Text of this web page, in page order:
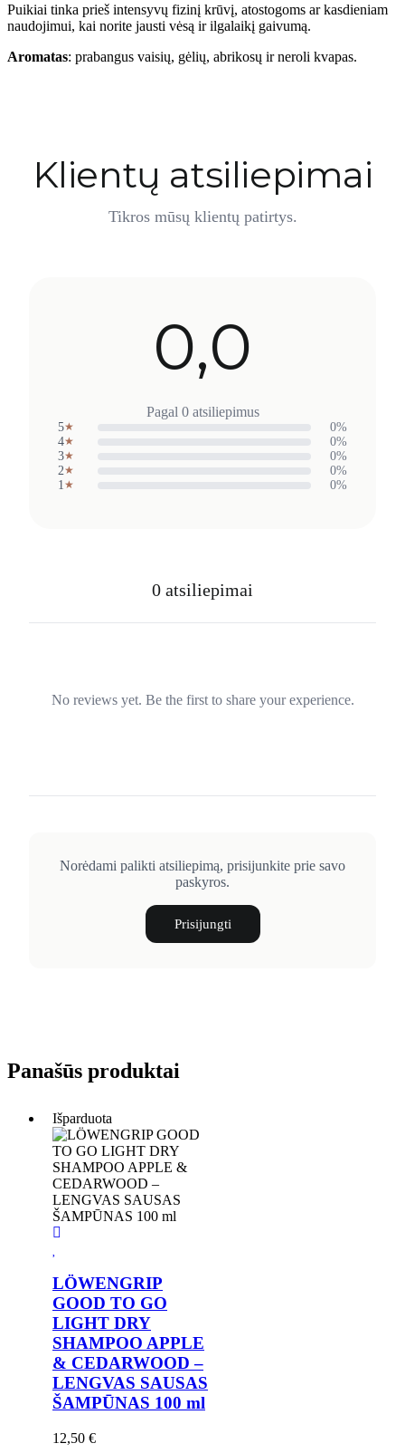
Puikiai tinka prieš intensyvų fizinį krūvį, atostogoms ar kasdieniam
naudojimui, kai norite jausti vėsą ir ilgalaikį gaivumą.
Aromatas: prabangus vaisių, gėlių, abrikosų ir neroli kvapas.
Klientų atsiliepimai
Tikros mūsų klientų patirtys.
0,0
Pagal 0 atsiliepimus
5★
0%
4★
0%
3★
0%
2★
0%
1 ★ 0%
0 atsiliepimai
No reviews yet. Be the first to share your experience.
Norėdami palikti atsiliepimą, prisijunkite prie savo
paskyros.
Prisijungti
Panašūs produktai
Išparduota
LÖWENGRIP
GOOD TO GO
LIGHT DRY
SHAMPOO APPLE
& CEDARWOOD –
LENGVAS SAUSAS
ŠAMPŪNAS 100 ml
12,50 €